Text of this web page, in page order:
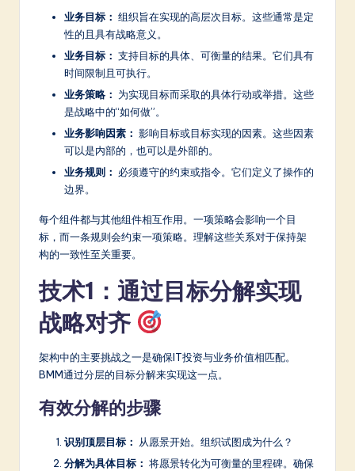
o
ft
w
a
In
业务目标： 组织旨在实现的高层次目标。这些通常是定
性的且具有战略意义。
业务目标： 支持目标的具体、可衡量的结果。它们具有
时间限制且可执行。
业务策略： 为实现目标而采取的具体行动或举措。这些
是战略中的“如何做”。
业务影响因素： 影响目标或目标实现的因素。这些因素
可以是内部的，也可以是外部的。
业务规则： 必须遵守的约束或指令。它们定义了操作的
边界。
每个组件都与其他组件相互作用。一项策略会影响一个目
标，而一条规则会约束一项策略。理解这些关系对于保持架
构的一致性至关重要。
技术1：通过目标分解实现
战略对齐
架构中的主要挑战之一是确保IT投资与业务价值相匹配。
BMM通过分层的目标分解来实现这一点。
有效分解的步骤
识别顶层目标： 从愿景开始。组织试图成为什么？
分解为具体目标： 将愿景转化为可衡量的里程碑。确保